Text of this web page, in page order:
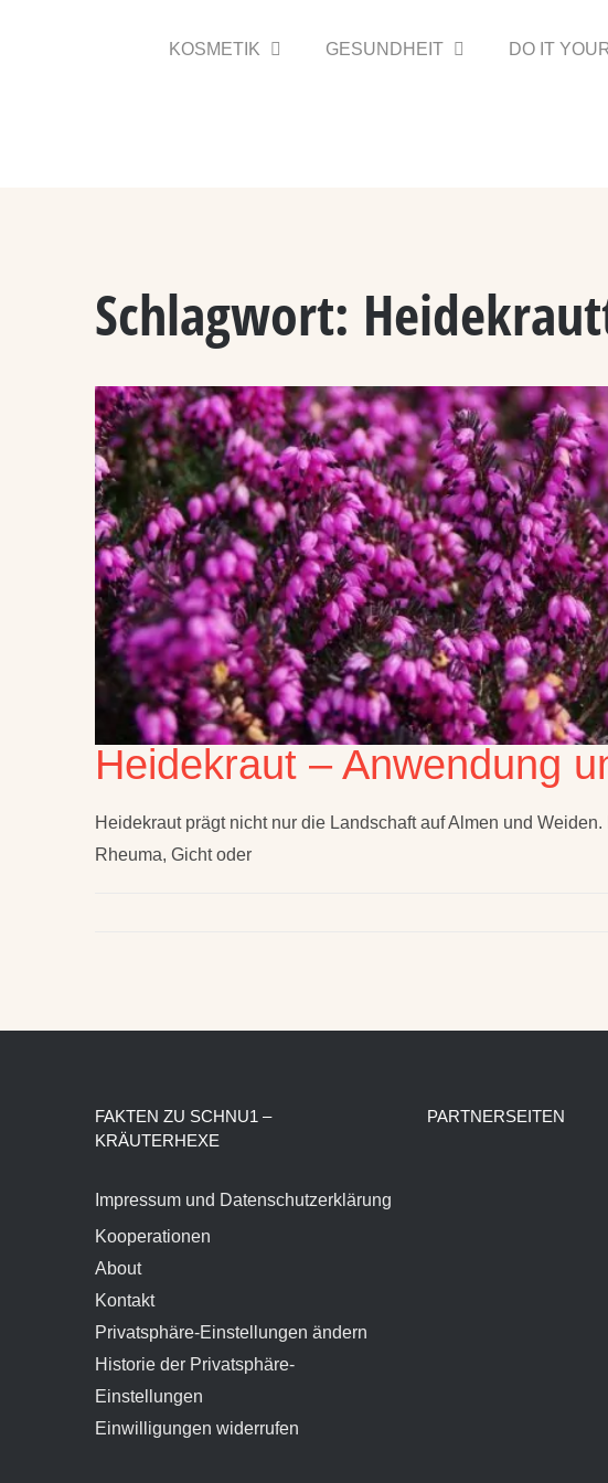
KOSMETIK GESUNDHEIT DO IT
Schlagwort:
Heidekraut – Anwendung
Heidekraut prägt nicht nur die Landschaft auf Almen und
Rheuma, Gicht oder
FAKTEN ZU SCHNU1 –
KRÄUTERHEXE
Impressum und Datenschutzerklärung
Kooperationen
About
Kontakt
Privatsphäre-Einstellungen ändern
Historie der Privatsphäre-
Einstellungen
Einwilligungen widerrufen
PARTNERSEITEN